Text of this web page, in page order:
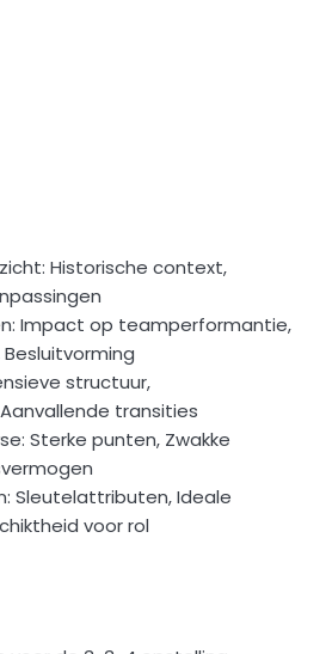
Historische context,
Impact op teamperformantie,
structuur,
transities
Sterke punten, Zwakke
Sleutelattributen, Ideale
voor rol